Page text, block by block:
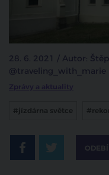
28. 6. 2021 / Autor:
@traveling_with_marie
Zprávy a aktuality
#jízdárna světce